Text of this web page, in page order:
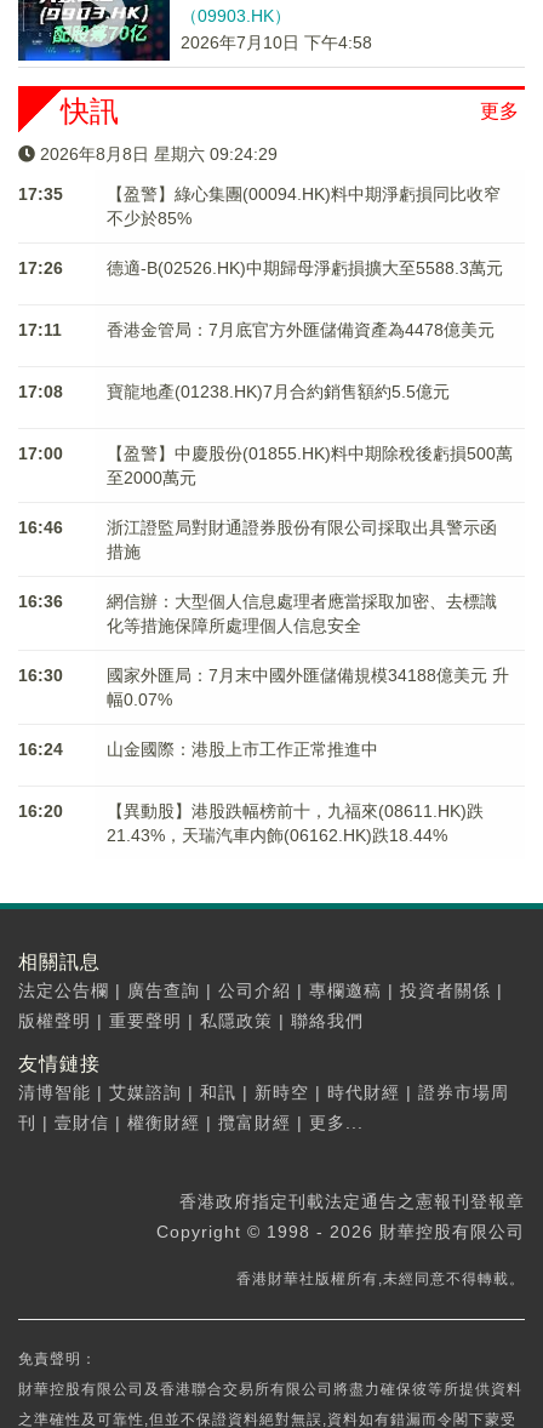
（09903.HK）
2026年7月10日 下午4:58
更多
快訊
2026年8月8日 星期六 09:24:30
17:35
【盈警】綠心集團(00094.HK)料中期淨虧損同比收窄
不少於85%
17:26 德適-B(02526.HK)中期歸母淨虧損擴大至5588.3萬元
17:11 香港金管局：7月底官方外匯儲備資產為4478億美元
17:08 寶龍地產(01238.HK)7月合約銷售額約5.5億元
17:00
【盈警】中慶股份(01855.HK)料中期除稅後虧損500萬
至2000萬元
16:46
浙江證監局對財通證券股份有限公司採取出具警示函
措施
16:36
網信辦：大型個人信息處理者應當採取加密、去標識
化等措施保障所處理個人信息安全
16:30
國家外匯局：7月末中國外匯儲備規模34188億美元 升
幅0.07%
16:24 山金國際：港股上市工作正常推進中
16:20
【異動股】港股跌幅榜前十，九福來(08611.HK)跌
21.43%，天瑞汽車内飾(06162.HK)跌18.44%
相關訊息
法定公告欄 | 廣告查詢 | 公司介紹 | 專欄邀稿 | 投資者關係 |
版權聲明 | 重要聲明 | 私隱政策 | 聯絡我們
友情鏈接
清博智能 | 艾媒諮詢 | 和訊 | 新時空 | 時代財經 | 證券市場周
刊
| 壹財信 | 權衡財經 | 攬富財經 | 更多...
香港政府指定刊載法定通告之憲報刊登報章
Copyright © 1998 - 2026 財華控股有限公司
香港財華社版權所有,未經同意不得轉載。
免責聲明：
財華控股有限公司及香港聯合交易所有限公司將盡力確保彼等所提供資料
之準確性及可靠性,但並不保證資料絕對無誤,資料如有錯漏而令閣下蒙受